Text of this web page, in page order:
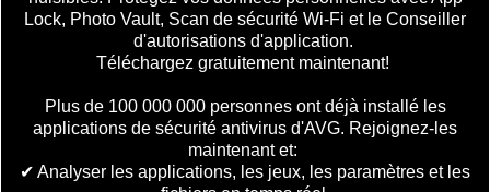
Lock, Photo Vault, Scan de sécurité Wi-Fi et le Conseiller
d'autorisations d'application.
Téléchargez gratuitement maintenant!
Plus de 100 000 000 personnes ont déjà installé les
applications de sécurité antivirus d'AVG. Rejoignez-les
maintenant et:
✔ Analyser les applications, les jeux, les paramètres et les